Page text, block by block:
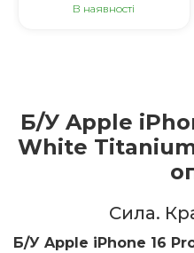
В наявності
Б/У Apple
White Titanium
Cила.
Б/У Apple iPhone 16